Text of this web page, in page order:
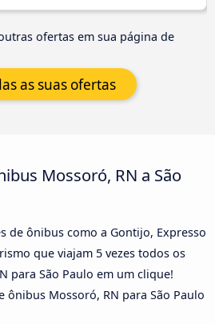
ofertas em sua página de
as suas ofertas
Mossoró, RN a São
de ônibus como a Gontijo, Expresso
que viajam 5 vezes todos os
para São Paulo em um clique!
ônibus Mossoró, RN para São Paulo